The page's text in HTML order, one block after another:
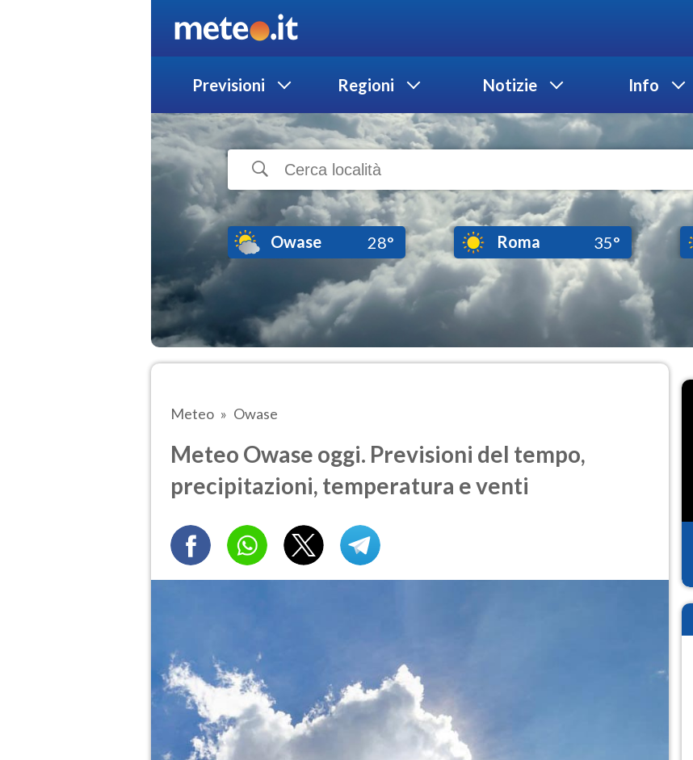
Previsioni Regioni Notizie Info
Owase 28° Roma 35°
Meteo Owase
Meteo Owase oggi. Previsioni del tempo,
precipitazioni, temperatura e venti